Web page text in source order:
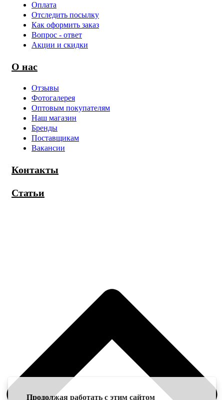
Оплата
Отследить посылку
Как оформить заказ
Вопрос - ответ
Акции и скидки
О нас
Отзывы
Фотогалерея
Оптовым покупателям
Наш магазин
Бренды
Поставщикам
Вакансии
Контакты
Статьи
Продолжая работать с этим сайтом